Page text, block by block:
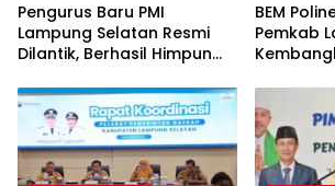
Pengurus Baru PMI
Lampung Selatan Resmi
Dilantik, Berhasil Himpun
BEM
Pemkab